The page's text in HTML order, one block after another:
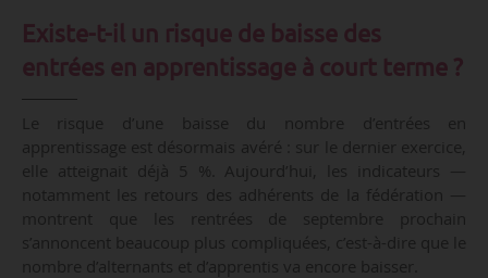
Existe-t-il un risque de baisse des
entrées en apprentissage à court terme ?
Le risque d’une baisse du nombre d’entrées en
apprentissage est désormais avéré : sur le dernier exercice,
elle atteignait déjà 5 %. Aujourd’hui, les indicateurs —
notamment les retours des adhérents de la fédération —
montrent que les rentrées de septembre prochain
s’annoncent beaucoup plus compliquées, c’est-à-dire que le
nombre d’alternants et d’apprentis va encore baisser.